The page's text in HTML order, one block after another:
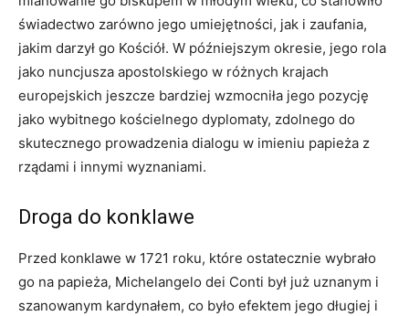
świadectwo zarówno jego umiejętności, jak i zaufania,
jakim darzył go Kościół. W późniejszym okresie, jego rola
jako nuncjusza apostolskiego w różnych krajach
europejskich jeszcze bardziej wzmocniła jego pozycję
jako wybitnego kościelnego dyplomaty, zdolnego do
skutecznego prowadzenia dialogu w imieniu papieża z
rządami i innymi wyznaniami.
Droga do konklawe
Przed konklawe w 1721 roku, które ostatecznie wybrało
go na papieża, Michelangelo dei Conti był już uznanym i
szanowanym kardynałem, co było efektem jego długiej i